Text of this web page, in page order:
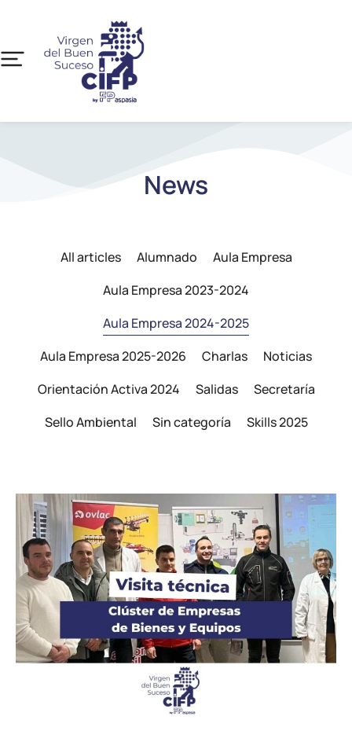
News
All articles Alumnado
Aula Empresa
Aula Empresa 2023-2024
Aula Empresa 2024-2025
Aula Empresa 2025-2026
Charlas
Noticias
Orientación Activa 2024
Salidas
Secretaría
Sello Ambiental
Sin categoría Skills 2025